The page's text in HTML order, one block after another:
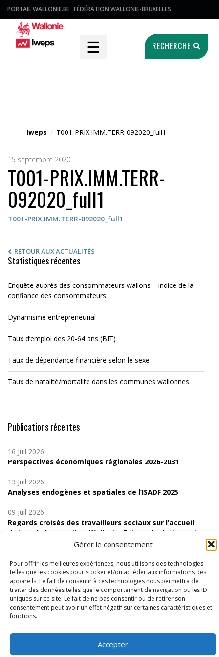
Gérer le consentement
Pour offrir les meilleures expériences, nous utilisons des technologies
telles que les cookies pour stocker et/ou accéder aux informations des
appareils. Le fait de consentir à ces technologies nous permettra de
traiter des données telles que le comportement de navigation ou les ID
uniques sur ce site. Le fait de ne pas consentir ou de retirer son
consentement peut avoir un effet négatif sur certaines caractéristiques et
fonctions.
Accepter
PORTAIL WALLONIE.BE FÉDÉRATION WALLONIE-BRUXELLES
☰ RECHERCHE
Iweps / T001-PRIX.IMM.TERR-092020_full1
15 septembre 2020
T001-PRIX.IMM.TERR-
092020_full1
T001-PRIX.IMM.TERR-092020_full1
RETOUR AUX ACTUALITÉS
Statistiques récentes
Enquête auprès des consommateurs wallons – indice de la
confiance des consommateurs
Dynamisme entrepreneurial
Taux d’emploi des 20-64 ans (BIT)
Taux de dépendance financière selon le sexe
Taux de natalité/mortalité dans les communes wallonnes
Publications récentes
16 Juil 2026
Perspectives économiques régionales 2026-2031
13 Juil 2026
Analyses endogènes et spatiales de l’ISADF 2025
09 Juil 2026
Regards croisés des travailleurs sociaux sur l’accueil
de jour de bas seuil en Wallonie. Enjeux, évolutions et
06 Juil 2026
Étude d’évaluabilité des Structures
d’accompagnement à l’autocréation d’emploi (SAACE)
01 Juil 2026
Pénurie du personnel infirmier :quels indicateurs
Wallonie ?